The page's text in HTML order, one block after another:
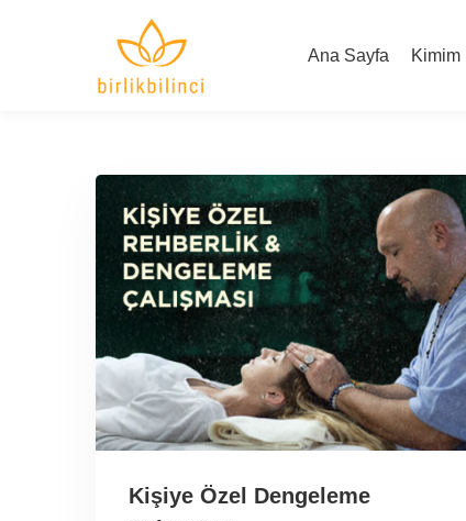
Ana Sayfa Kimim
Kişiye Özel Dengeleme